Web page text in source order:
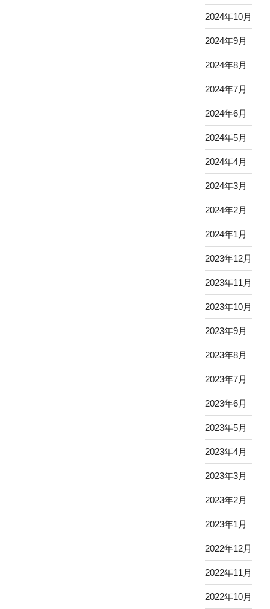
2024年10月
2024年9月
2024年8月
2024年7月
2024年6月
2024年5月
2024年4月
2024年3月
2024年2月
2024年1月
2023年12月
2023年11月
2023年10月
2023年9月
2023年8月
2023年7月
2023年6月
2023年5月
2023年4月
2023年3月
2023年2月
2023年1月
2022年12月
2022年11月
2022年10月